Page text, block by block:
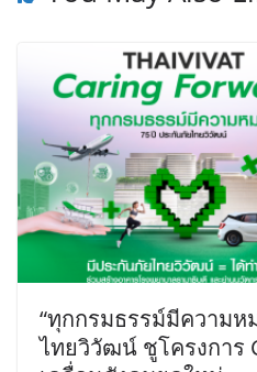
“ทุกกรมธรรม์มีความห
ไทยวิวัฒน์ ชูโครงการ